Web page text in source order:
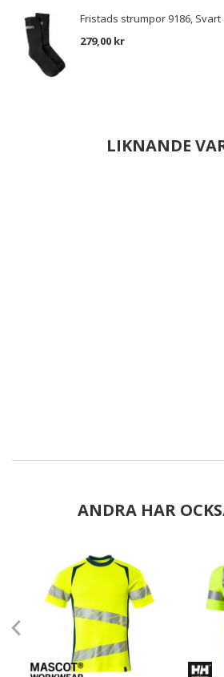
Fristads strumpor 9186, Svart
279,00 kr
LIKNANDE
ANDRA HAR